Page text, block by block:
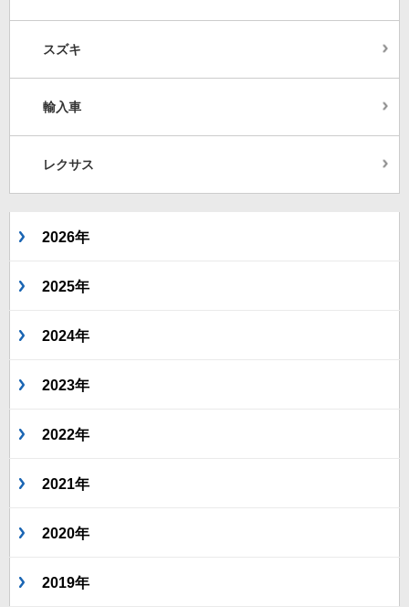
スズキ
輸入車
レクサス
2026年
2025年
2024年
2023年
2022年
2021年
2020年
2019年